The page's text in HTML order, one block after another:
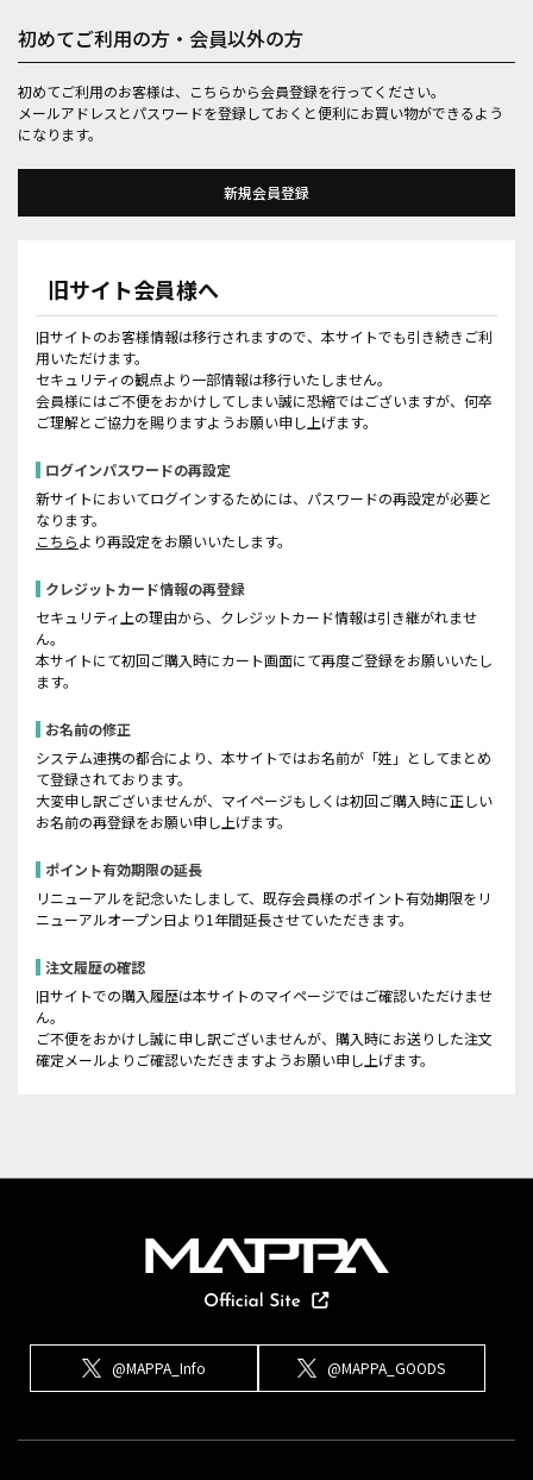
初めてご利用の方・会員以外の方
初めてご利用のお客様は、こちらから会員登録を行ってください。
メールアドレスとパスワードを登録しておくと便利にお買い物ができるよう
になります。
旧サイト会員様へ
旧サイトのお客様情報は移行されますので、本サイトでも引き続きご利
用いただけます。
セキュリティの観点より一部情報は移行いたしません。
会員様にはご不便をおかけしてしまい誠に恐縮ではございますが、何卒
ご理解とご協力を賜りますようお願い申し上げます。
ログインパスワードの再設定
新サイトにおいてログインするためには、パスワードの再設定が必要と
なります。
こちらより再設定をお願いいたします。
クレジットカード情報の再登録
セキュリティ上の理由から、クレジットカード情報は引き継がれませ
ん。
本サイトにて初回ご購入時にカート画面にて再度ご登録をお願いいたし
ます。
お名前の修正
システム連携の都合により、本サイトではお名前が「姓」としてまとめ
て登録されております。
大変申し訳ございませんが、マイページもしくは初回ご購入時に正しい
お名前の再登録をお願い申し上げます。
ポイント有効期限の延長
リニューアルを記念いたしまして、既存会員様のポイント有効期限をリ
ニューアルオープン日より1年間延長させていただきます。
注文履歴の確認
旧サイトでの購入履歴は本サイトのマイページではご確認いただけませ
ん。
ご不便をおかけし誠に申し訳ございませんが、購入時にお送りした注文
確定メールよりご確認いただきますようお願い申し上げます。
@MAPPA_Info @MAPPA_GOODS